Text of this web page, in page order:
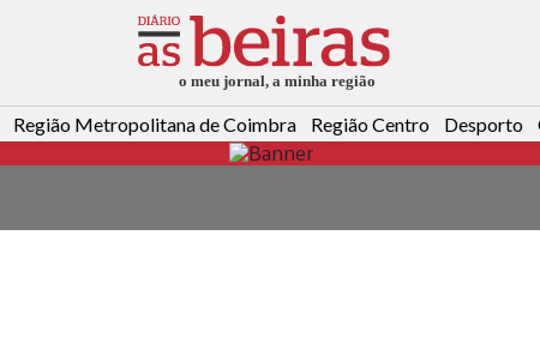
Região Metropolitana de Coimbra Região Centro Desporto